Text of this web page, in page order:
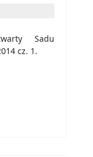
Sadu
cz. 1.